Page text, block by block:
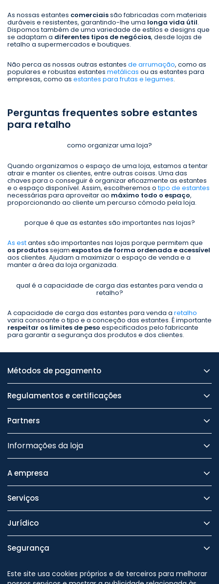
As nossas estantes comerciaissão fabricadas com materiais
duráveis e resistentes, garantindo-lhe uma longa vida útil.
Dispomos também de uma variedade de estilos e designs que
se adaptam a diferentes tipos de negócios, desde lojas de
retalho a supermercados e boutiques.
Não perca as nossas outras estantes de arrumação, como as
populares e robustas estantes metálicas ou as estantes para
empresas, como as estantes para frutas e legumes.
Perguntas frequentes sobre estantes
para retalho
como organizar uma loja?
Quando organizamos o espaço de uma loja, estamos a tentar
atrair e manter os clientes, entre outras coisas. Uma das
chaves para o conseguir é organizar eficazmente as estantes
e o espaço disponível. Assim, escolheremos otipo de estantes
necessárias para aproveitar ao máximo todo o espaço,
proporcionando ao cliente um percurso cómodo pela loja.
porque é que as estantes são importantes nas lojas?
As estantes são importantes nas lojas porque permitem que
os produtossejam expostos de forma ordenada e acessível
aos clientes. Ajudam a maximizar o espaço de venda e a
manter a área da loja organizada.
qual é a capacidade de carga das estantes para venda a
retalho?
A capacidade de carga das estantes para venda a retalho
varia consoante o tipo e a conceção das estantes. É importante
respeitar os limites de peso especificados pelo fabricante
para garantir a segurança dos produtos e dos clientes.
Métodos de pagamento
Regulamentos e certificações
Partners
Informações da loja
A empresa
Serviços
Jurídico
Segurança
Este site usa cookies próprios e de terceiros para melhorar